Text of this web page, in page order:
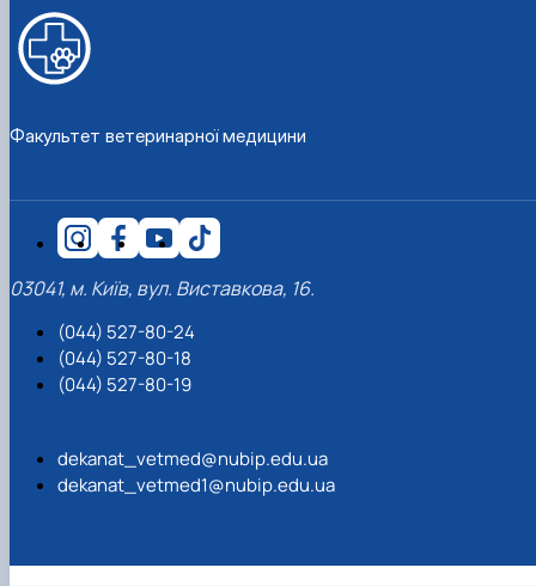
Факультет ветеринарної медицини
03041, м. Київ, вул. Виставкова, 16.
(044) 527-80-24
(044) 527-80-18
(044) 527-80-19
dekanat_vetmed@nubip.edu.ua
dekanat_vetmed1@nubip.edu.ua